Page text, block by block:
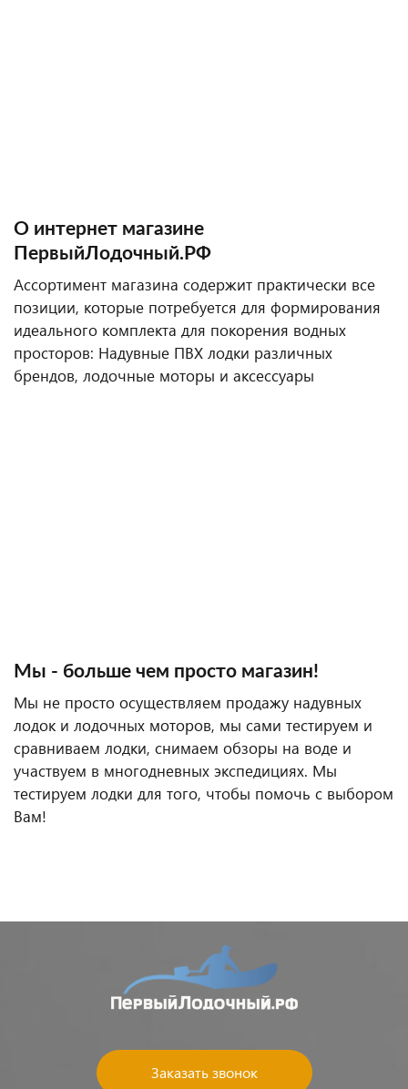
О интернет магазине
ПервыйЛодочный.РФ
Ассортимент магазина содержит практически все
позиции, которые потребуется для формирования
идеального комплекта для покорения водных
просторов: Надувные ПВХ лодки различных
брендов, лодочные моторы и аксессуары
Мы - больше чем просто магазин!
Мы не просто осуществляем продажу надувных
лодок и лодочных моторов, мы сами тестируем и
сравниваем лодки, снимаем обзоры на воде и
участвуем в многодневных экспедициях. Мы
тестируем лодки для того, чтобы помочь с выбором
Вам!
Заказать звонок